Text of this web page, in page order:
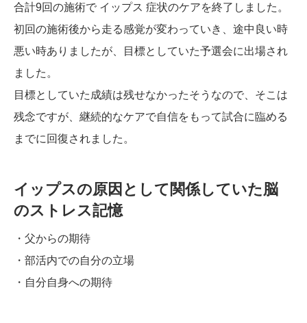
合計9回の施術で イップス 症状のケアを終了しました。
初回の施術後から走る感覚が変わっていき、途中良い時
悪い時ありましたが、目標としていた予選会に出場され
ました。
目標としていた成績は残せなかったそうなので、そこは
残念ですが、継続的なケアで自信をもって試合に臨める
までに回復されました。
イップスの原因として関係していた脳
のストレス記憶
・父からの期待
・部活内での自分の立場
・自分自身への期待